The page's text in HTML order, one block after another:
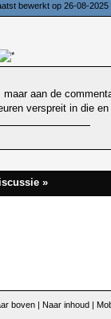
bewerkt op 26-08-2025
aan de
verspreit in die
»
boven | Naar inhoud |